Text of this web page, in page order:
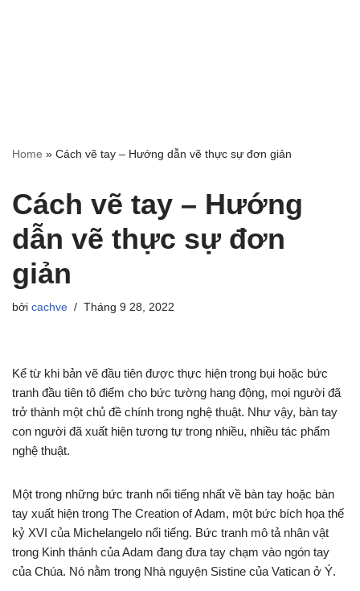
Home » Cách vẽ tay – Hướng dẫn vẽ thực sự đơn giản
Cách vẽ tay – Hướng
dẫn vẽ thực sự đơn
giản
bởi cachve Tháng 9 28, 2022
Kể từ khi bản vẽ đầu tiên được thực hiện trong bụi hoặc bức
tranh đầu tiên tô điểm cho bức tường hang động, mọi người đã
trở thành một chủ đề chính trong nghệ thuật. Như vậy, bàn tay
con người đã xuất hiện tương tự trong nhiều, nhiều tác phẩm
nghệ thuật.
Một trong những bức tranh nổi tiếng nhất về bàn tay hoặc bàn
tay xuất hiện trong The Creation of Adam, một bức bích họa thế
kỷ XVI của Michelangelo nổi tiếng. Bức tranh mô tả nhân vật
trong Kinh thánh của Adam đang đưa tay chạm vào ngón tay
của Chúa. Nó nằm trong Nhà nguyện Sistine của Vatican ở Ý.